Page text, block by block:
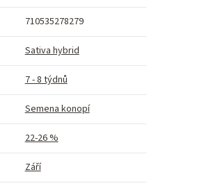
710535278279
Sativa hybrid
7 - 8 týdnů
Semena konopí
22-26 %
Září